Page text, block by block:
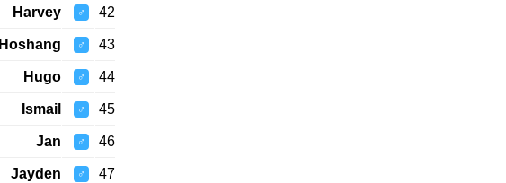
42
♂
Harvey
43
♂
Hoshang
44
♂
Hugo
45
♂
Ismail
46
♂
Jan
47
♂
Jayden